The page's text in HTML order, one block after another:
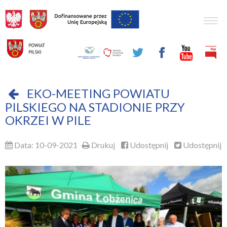
EKO-MEETING POWIATU
PILSKIEGO NA STADIONIE PRZY
OKRZEI W PILE
Data: 10-09-2021 Drukuj Udostępnij Udostępnij